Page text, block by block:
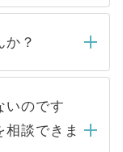
ある医療機
殺到する場
った人材の
ースが増え
切ありませ
をいただい
。内定先へ
ナーが行い
？
りませんの
からの登録
人情報は、
転職活動の
いのです
談できま